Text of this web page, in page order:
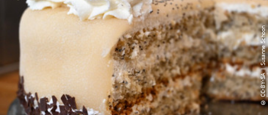
©
CC-BY-SA
| Susanne Schoon